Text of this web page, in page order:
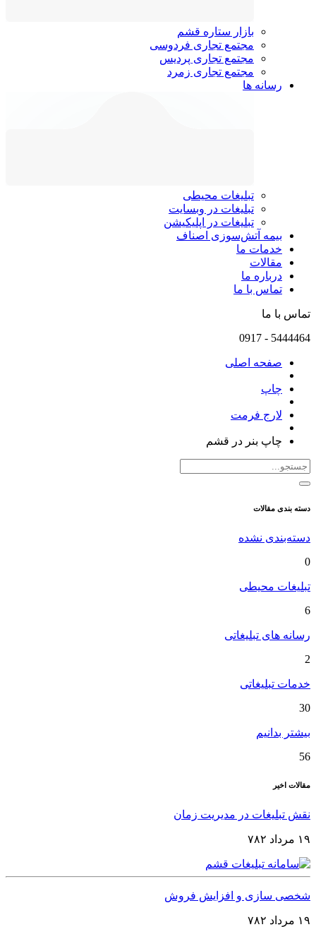
بازار ستاره قشم
مجتمع تجاری فردوسی
مجتمع تجاری پردیس
مجتمع تجاری زمرد
رسانه ها
تبلیغات محیطی
تبلیغات در وبسایت
تبلیغات در اپلیکیشن
بیمه آتش‌سوزی اصناف
خدمات ما
مقالات
درباره ما
تماس با ما
تماس با ما
5444464
-
0917
صفحه اصلی
چاپ
لارج فرمت
چاپ بنر در قشم
دسته بندی مقالات
دسته‌بندی نشده
0
تبلیغات محیطی
6
رسانه های تبلیغاتی
2
خدمات تبلیغاتی
30
بیشتر بدانیم
56
مقالات اخیر
نقش تبلیغات در مدیریت زمان
۱۹ مرداد ۷۸۲
شخصی‌ سازی و افزایش فروش
۱۹ مرداد ۷۸۲